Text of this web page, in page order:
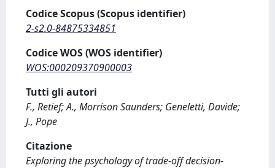
Codice Scopus (Scopus identifier)
2-s2.0-84875334851
Codice WOS (WOS identifier)
WOS:000209370900003
Tutti gli autori
F., Retief; A., Morrison Saunders; Geneletti, Davide;
J., Pope
Citazione
Exploring the psychology of trade-off decision-